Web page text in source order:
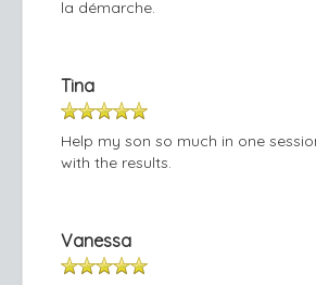
la démarche.
Tina
Help my son so much in one
with the results.
Vanessa